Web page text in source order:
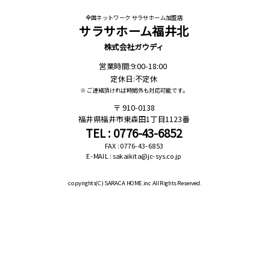
全国ネットワーク サラサホーム加盟店
サラサホーム福井北
株式会社ガウディ
営業時間:9:00-18:00
定休日:不定休
※ ご連絡頂ければ時間外も対応可能です。
910-0138
福井県福井市東森田1丁目1123番
TEL : 0776-43-6852
FAX : 0776-43-6853
E-MAIL : sakaikita@jc-sys.co.jp
copyrights(C)SARACA HOME.inc All Rights Reserved.